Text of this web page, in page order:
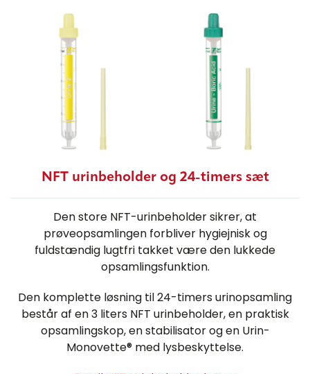
NFT urinbeholder og 24-timers sæt
Den store NFT-urinbeholder sikrer, at
prøveopsamlingen forbliver hygiejnisk og
fuldstændig lugtfri takket være den lukkede
opsamlingsfunktion.
Den komplette løsning til 24-timers urinopsamling
består af en 3 liters NFT urinbeholder, en praktisk
opsamlingskop, en stabilisator og en Urin-
Monovette® med lysbeskyttelse.